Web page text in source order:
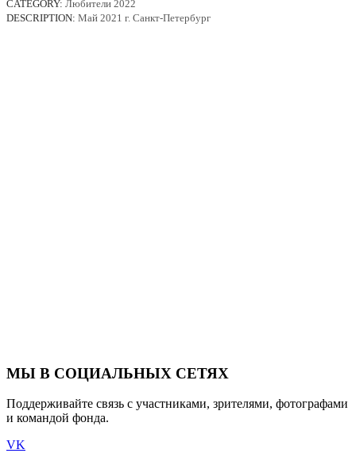
CATEGORY: Любители 2022
DESCRIPTION: Май 2021 г. Санкт-Петербург
МЫ В СОЦИАЛЬНЫХ СЕТЯХ
Поддерживайте связь с участниками, зрителями, фотографами
и командой фонда.
VK